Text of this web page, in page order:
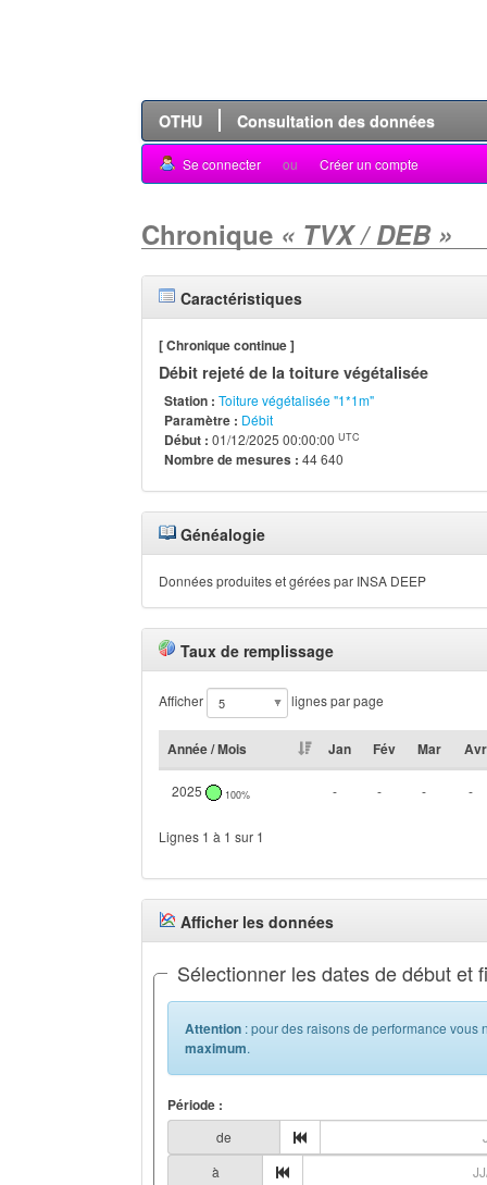
OTHU Consultation des données
Se connecter ou Créer un compte
Chronique « TVX / DEB »
Caractéristiques
[ Chronique continue ]
Débit rejeté de la toiture végétalisée
Station : Toiture végétalisée "1*1m"
Paramètre : Débit
Début : 01/12/2025 00:00:00 UTC
Nombre de mesures : 44 640
Généalogie
Données produites et gérées par INSA DEEP
Taux de remplissage
Afficher lignes par page
Année / Mois Jan Fév Mar Avr
2025 100% - - - -
Lignes 1 à 1 sur 1
Afficher les données
Sélectionner les dates de début et
Attention : pour des raisons de performance
maximum.
Période :
de
à